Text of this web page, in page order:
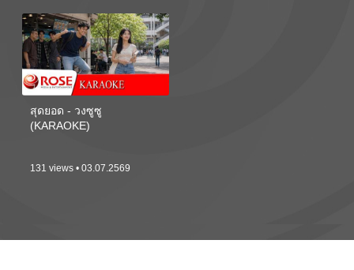
สุดยอด - วงซูซู
(KARAOKE)
131 views • 03.07.2569